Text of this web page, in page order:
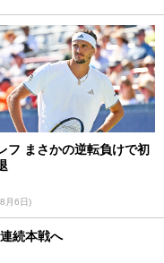
フ まさかの逆転負けで初
月6日)
続本戦へ